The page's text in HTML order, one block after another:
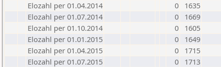
Elozahl per 01.04.2014
0
1635
Elozahl per 01.07.2014
0
1669
Elozahl per 01.10.2014
0
1605
Elozahl per 01.01.2015
0
1649
Elozahl per 01.04.2015
0
1715
Elozahl per 01.07.2015
0
1713